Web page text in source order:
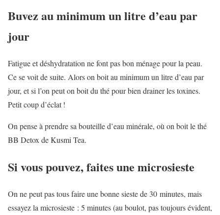
Buvez au minimum un litre d’eau par
jour
Fatigue et déshydratation ne font pas bon ménage pour la peau.
Ce se voit de suite. Alors on boit au minimum un litre d’eau par
jour, et si l’on peut on boit du thé pour bien drainer les toxines.
Petit coup d’éclat !
On pense à prendre sa bouteille d’eau minérale, où on boit le thé
BB Detox de Kusmi Tea.
Si vous pouvez, faites une microsieste
On ne peut pas tous faire une bonne sieste de 30 minutes, mais
essayez la microsieste : 5 minutes (au boulot, pas toujours évident,